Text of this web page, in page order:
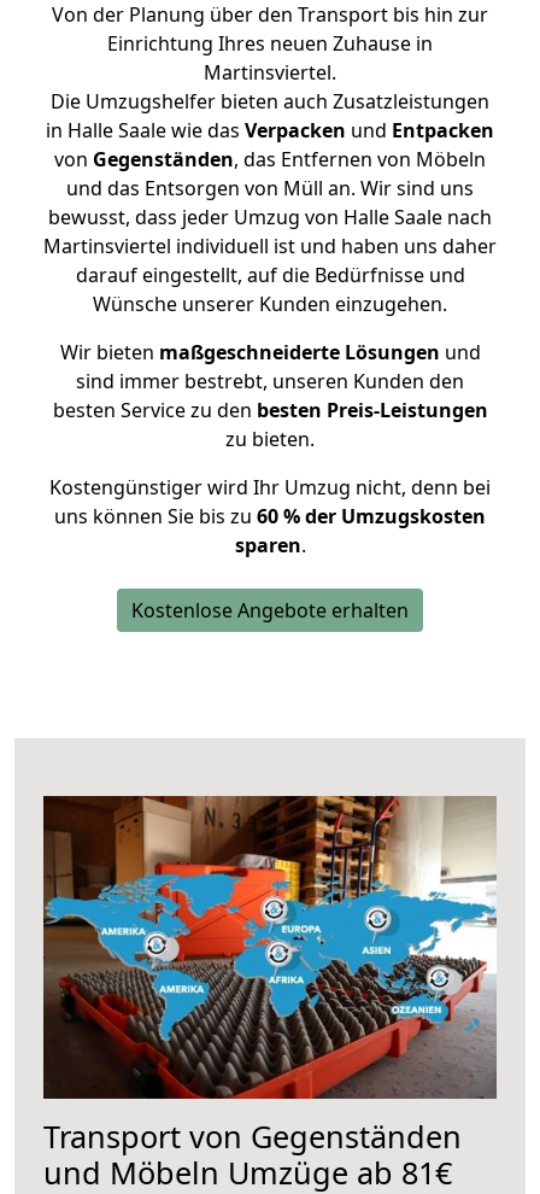
Von der Planung über den Transport bis hin zur
Einrichtung Ihres neuen Zuhause in
Martinsviertel.
Die Umzugshelfer bieten auch Zusatzleistungen
in Halle Saale wie das Verpacken und Entpacken
von Gegenständen, das Entfernen von Möbeln
und das Entsorgen von Müll an. Wir sind uns
bewusst, dass jeder Umzug von Halle Saale nach
Martinsviertel individuell ist und haben uns daher
darauf eingestellt, auf die Bedürfnisse und
Wünsche unserer Kunden einzugehen.
Wir bieten maßgeschneiderte Lösungen und
sind immer bestrebt, unseren Kunden den
besten Service zu den besten Preis-Leistungen
zu bieten.
Kostengünstiger wird Ihr Umzug nicht, denn bei
uns können Sie bis zu 60 % der Umzugskosten
sparen.
Kostenlose Angebote erhalten
Transport von Gegenständen
und Möbeln Umzüge ab 81€